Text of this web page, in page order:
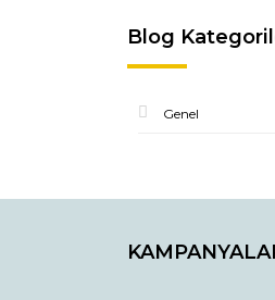
Blog
Genel